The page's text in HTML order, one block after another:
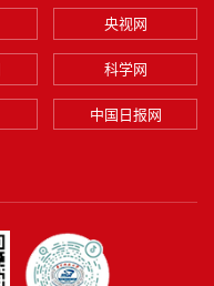
央视网
科学网
中国日报网